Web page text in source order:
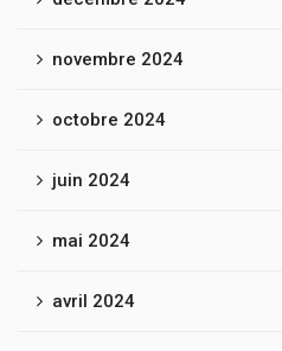
novembre 2024
octobre 2024
juin 2024
mai 2024
avril 2024